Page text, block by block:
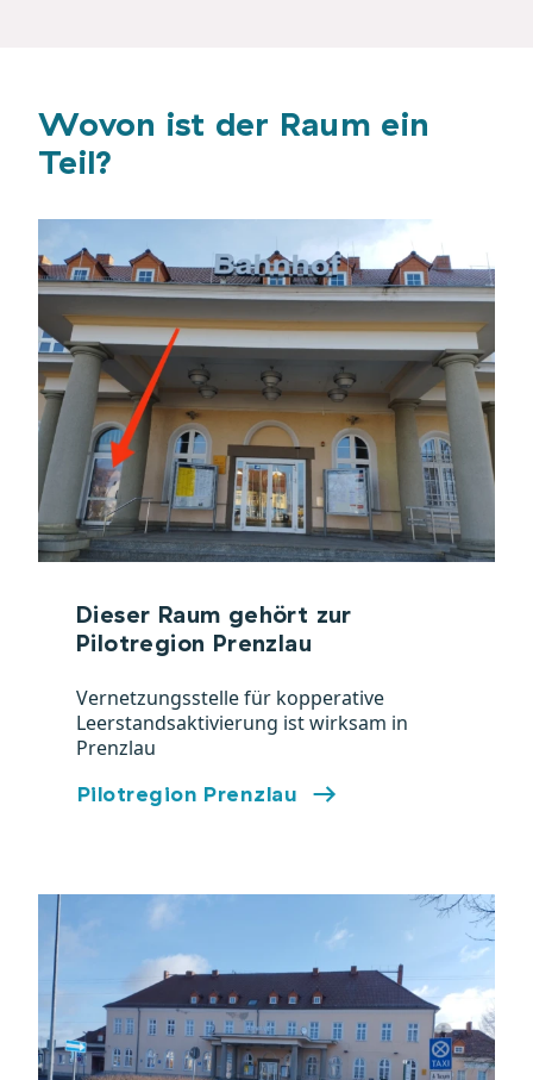
Wovon ist der Raum ein
Teil?
Dieser Raum gehört zur
Pilotregion Prenzlau
Vernetzungsstelle für kopperative
Leerstandsaktivierung ist wirksam in
Prenzlau
Pilotregion Prenzlau